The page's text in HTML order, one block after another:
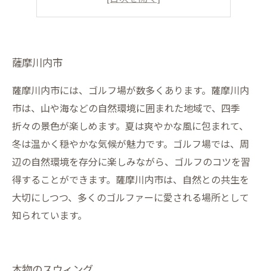
薩摩川内市
薩摩川内市には、ゴルフ場が数多くあります。薩摩川内
市は、山や海などの自然環境に囲まれた地域で、四季
折々の景色が楽しめます。夏は爽やかな風に包まれて、
冬は温かく穏やかな気候が魅力です。ゴルフ場では、周
辺の自然環境を存分に楽しみながら、ゴルフのコツを習
得することができます。薩摩川内市は、自然との共生を
大切にしつつ、多くのゴルファーに愛される場所として
知られています。